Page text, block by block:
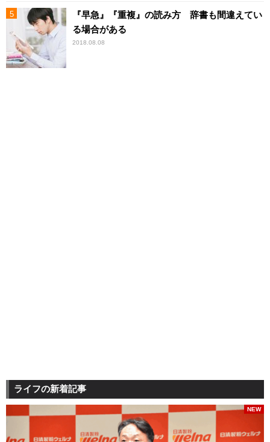
『早急』『重複』の読み方 辞書も間違えてい
る場合がある
2018.08.08
ライフの新着記事
NEW